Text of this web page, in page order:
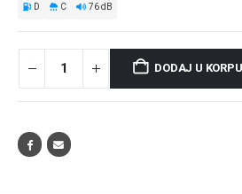
D C 76 dB
DODAJ U KORPU